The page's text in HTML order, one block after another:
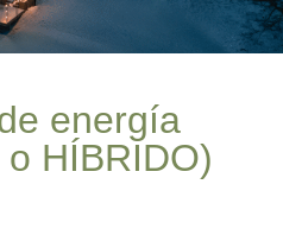
energía
HÍBRIDO)